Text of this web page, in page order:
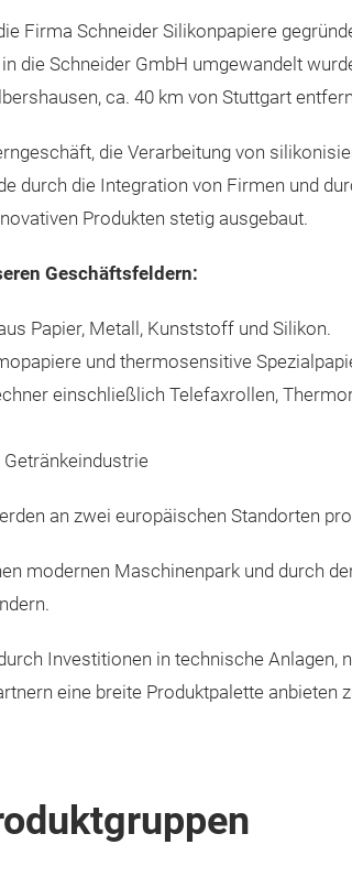
Firma Schneider Silikonpapiere
die Schneider GmbH umgewandelt
ca. 40 km von Stuttgart
die Verarbeitung von
durch die Integration von Firmen und
Produkten stetig ausgebaut.
Geschäftsfeldern:
Papier, Metall, Kunststoff und Silikon.
und thermosensitive
einschließlich Telefaxrollen,
an zwei europäischen Standorten
modernen Maschinenpark und durch
Investitionen in technische
eine breite Produktpalette anbieten